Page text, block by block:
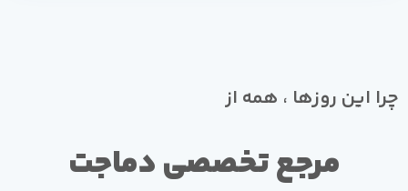
چرا این روزها ، همه از
مرجع تخصصی دماجت